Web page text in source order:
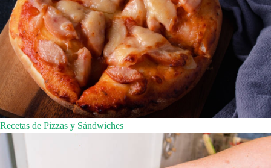
Recetas de Pizzas y Sándwiches